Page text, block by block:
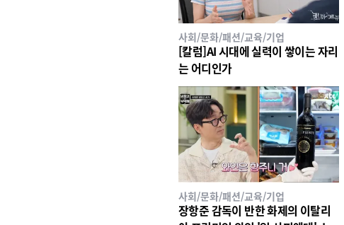
사회/문화/패션/교육/기업
[칼럼]AI 시대에 실력이 쌓이는 자리
는 어디인가
사회/문화/패션/교육/기업
장항준 감독이 반한 화제의 이탈리